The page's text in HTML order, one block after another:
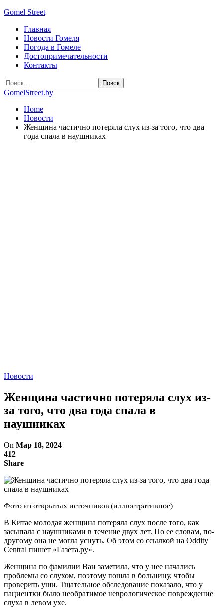
Gomel Street
Главная
Новости Гомеля
Погода в Гомеле
Достопримечательности
Контакты
GomelStreet.by
Home
Новости
Женщина частично потеряла слух из-за того, что два
года спала в наушниках
Новости
Женщина частично потеряла слух из-
за того, что два года спала в
наушниках
On Мар 18, 2024
412
Share
Фото из открытых источников (иллюстративное)
В Китае молодая женщина потеряла слух после того, как
засыпала с наушниками в течение двух лет. По ее словам, по-
другому она не могла уснуть. Об этом со ссылкой на Oddity
Central пишет «Газета.ру».
Женщина по фамилии Ван заметила, что у нее начались
проблемы со слухом, поэтому пошла в больницу, чтобы
проверить уши. Тщательное обследование показало, что у
пациентки было необратимое неврологическое повреждение
слуха в левом ухе.